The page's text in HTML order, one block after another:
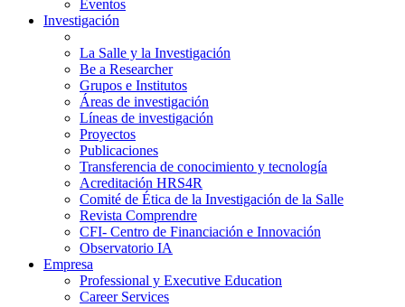
Eventos
Investigación
La Salle y la Investigación
Be a Researcher
Grupos e Institutos
Áreas de investigación
Líneas de investigación
Proyectos
Publicaciones
Transferencia de conocimiento y tecnología
Acreditación HRS4R
Comité de Ética de la Investigación de la Salle
Revista Comprendre
CFI- Centro de Financiación e Innovación
Observatorio IA
Empresa
Professional y Executive Education
Career Services